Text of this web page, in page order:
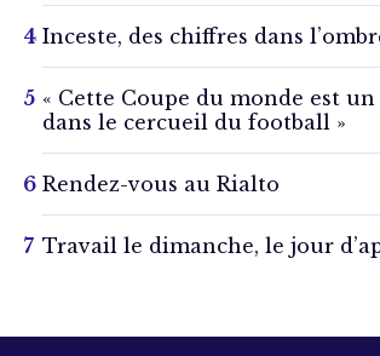
Inceste, des chiffres dans
« Cette Coupe du monde est
dans le cercueil du football »
Rendez-vous au Rialto
Travail le dimanche, le jour